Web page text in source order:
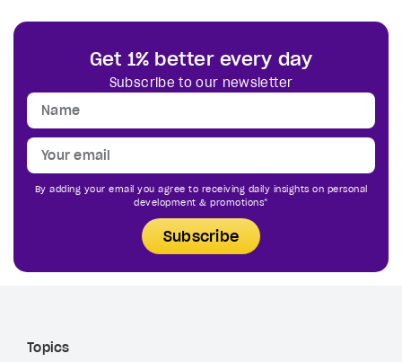
Get 1% better every day
Subscribe to our newsletter
By adding your email you agree to receiving daily insights on personal
development & promotions*
Subscribe
Topics